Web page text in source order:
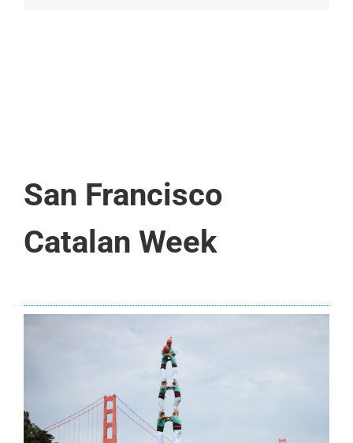
San Francisco
Catalan Week